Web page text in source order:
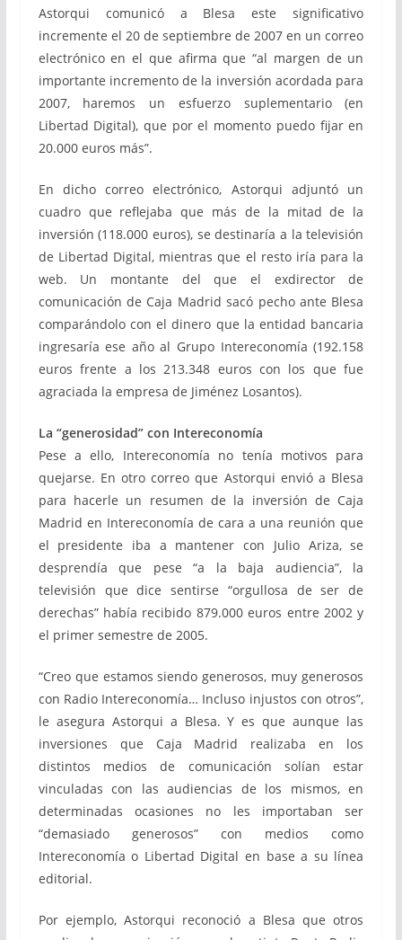
Astorqui comunicó a Blesa este significativo
incremente el 20 de septiembre de 2007 en un correo
electrónico en el que afirma que “al margen de un
importante incremento de la inversión acordada para
2007, haremos un esfuerzo suplementario (en
Libertad Digital), que por el momento puedo fijar en
20.000 euros más”.
En dicho correo electrónico, Astorqui adjuntó un
cuadro que reflejaba que más de la mitad de la
inversión (118.000 euros), se destinaría a la televisión
de Libertad Digital, mientras que el resto iría para la
web. Un montante del que el exdirector de
comunicación de Caja Madrid sacó pecho ante Blesa
comparándolo con el dinero que la entidad bancaria
ingresaría ese año al Grupo Intereconomía (192.158
euros frente a los 213.348 euros con los que fue
agraciada la empresa de Jiménez Losantos).
La “generosidad” con Intereconomía
Pese a ello, Intereconomía no tenía motivos para
quejarse. En otro correo que Astorqui envió a Blesa
para hacerle un resumen de la inversión de Caja
Madrid en Intereconomía de cara a una reunión que
el presidente iba a mantener con Julio Ariza, se
desprendía que pese “a la baja audiencia”, la
televisión que dice sentirse “orgullosa de ser de
derechas” había recibido 879.000 euros entre 2002 y
el primer semestre de 2005.
“Creo que estamos siendo generosos, muy generosos
con Radio Intereconomía… Incluso injustos con otros”,
le asegura Astorqui a Blesa. Y es que aunque las
inversiones que Caja Madrid realizaba en los
distintos medios de comunicación solían estar
vinculadas con las audiencias de los mismos, en
determinadas ocasiones no les importaban ser
“demasiado generosos” con medios como
Intereconomía o Libertad Digital en base a su línea
editorial.
Por ejemplo, Astorqui reconoció a Blesa que otros